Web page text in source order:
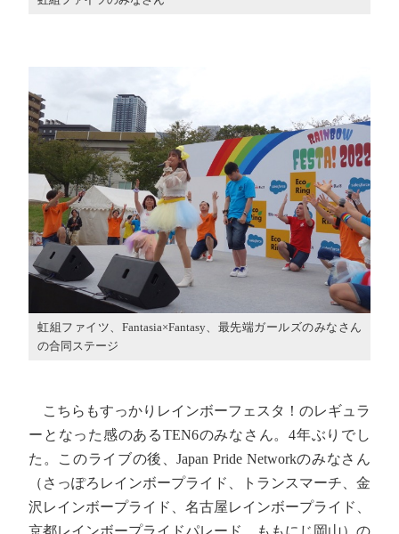
虹組ファイツ、Fantasia×Fantasy、最先端ガールズのみなさん
の合同ステージ
こちらもすっかりレインボーフェスタ！のレギュラ
ーとなった感のあるTEN6のみなさん。4年ぶりでし
た。このライブの後、Japan Pride Networkのみなさん
（さっぽろレインボープライド、トランスマーチ、金
沢レインボープライド、名古屋レインボープライド、
京都レインボープライドパレード、ももにじ岡山）の